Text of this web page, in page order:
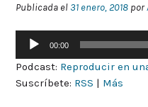
Publicada el 31 enero, 2018 por
Reproductor
audio
00:00
Podcast: Reproducir en
Suscríbete: RSS | Más